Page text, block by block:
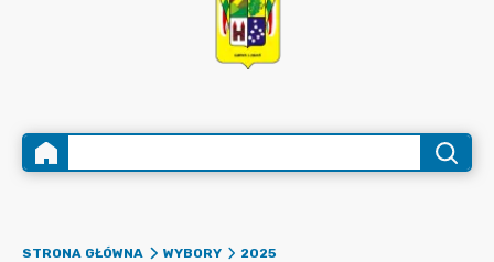
STRONA GŁÓWNA WYBORY
2025